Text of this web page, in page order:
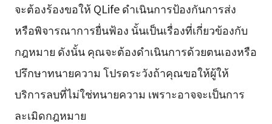
จะต้องร้องขอให้ QLife ดำเนินการป้องกันการส่ง
หรือพิจารณาการยื่นฟ้อง นั้นเป็นเรื่องที่เกี่ยวข้องกับ
กฎหมาย ดังนั้น คุณจะต้องดำเนินการด้วยตนเองหรือ
ปรึกษาทนายความ โปรดระวังถ้าคุณขอให้ผู้ให้
บริการลบที่ไม่ใช่ทนายความ เพราะอาจจะเป็นการ
ละเมิดกฎหมาย